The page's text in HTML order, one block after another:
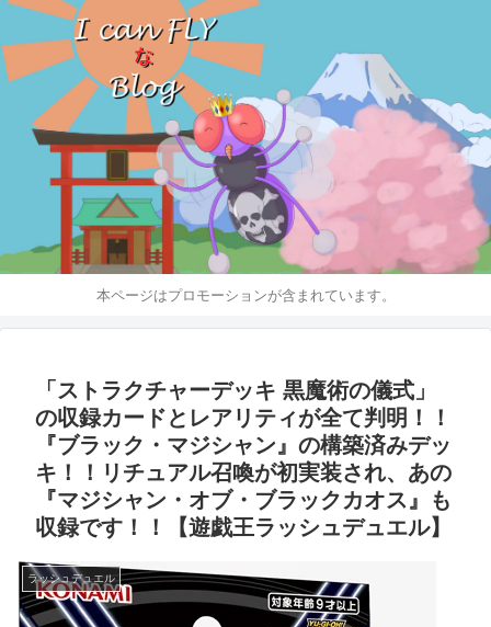
本ページはプロモーションが含まれています。
「ストラクチャーデッキ 黒魔術の儀式」
の収録カードとレアリティが全て判明！！
『ブラック・マジシャン』の構築済みデッ
キ！！リチュアル召喚が初実装され、あの
『マジシャン・オブ・ブラックカオス』も
収録です！！【遊戯王ラッシュデュエル】
ラッシュデュエル